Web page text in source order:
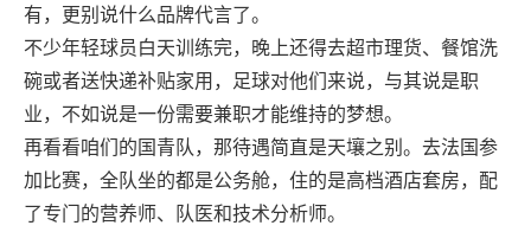
有，更别说什么品牌代言了。
不少年轻球员白天训练完，晚上还得去超市理货、餐馆洗
碗或者送快递补贴家用，足球对他们来说，与其说是职
业，不如说是一份需要兼职才能维持的梦想。
再看看咱们的国青队，那待遇简直是天壤之别。去法国参
加比赛，全队坐的都是公务舱，住的是高档酒店套房，配
了专门的营养师、队医和技术分析师。